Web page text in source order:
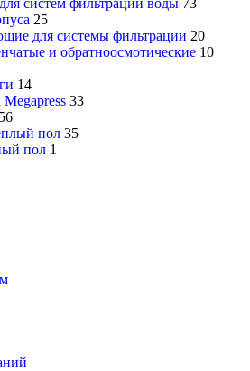
25
для системы фильтрации 20
и обратноосмотические 10
14
33
56
пол 35
пол 1